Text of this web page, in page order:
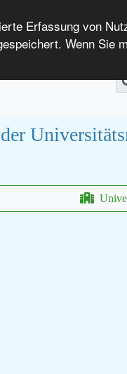
Erfassung von
Wenn Sie
Patients